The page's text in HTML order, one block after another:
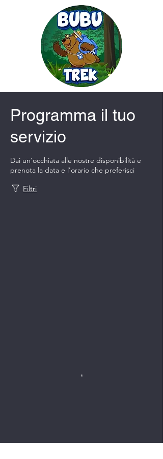
Programma il tuo
servizio
Dai un'occhiata alle nostre disponibilità e
prenota la data e l'orario che preferisci
Filtri